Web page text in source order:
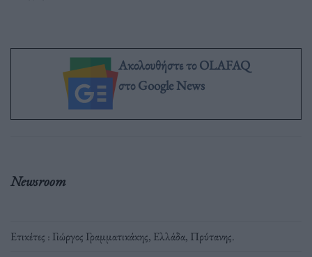
Ακολουθήστε το OLAFAQ
στο Google News
Newsroom
Ετικέτες : Γιώργος Γραμματικάκης, Ελλάδα, Πρύτανης.